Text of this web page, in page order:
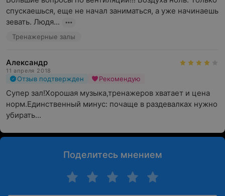
спускаешься, еще не начал заниматься, а уже начинаешь
зевать. Людя...
Тренажерные залы
Александр
11 апреля 2018
Отзыв подтвержден Рекомендую
Супер зал!Хорошая музыка,тренажеров хватает и цена
норм.Единственный минус: почаще в раздевалках нужно
убирать...
Поделитесь мнением